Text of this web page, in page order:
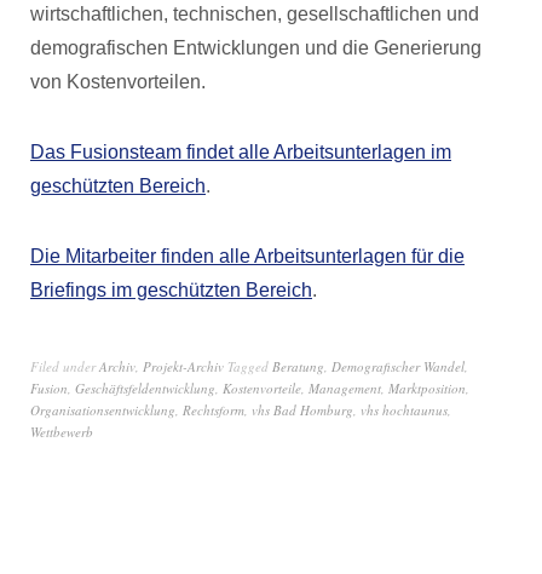
wirtschaftlichen, technischen, gesellschaftlichen und
demografischen Entwicklungen und die Generierung
von Kostenvorteilen.
Das Fusionsteam findet alle Arbeitsunterlagen im
geschützten Bereich.
Die Mitarbeiter finden alle Arbeitsunterlagen für die
Briefings im geschützten Bereich.
Filed underArchiv, Projekt-Archiv Tagged Beratung, Demografischer Wandel,
Fusion, Geschäftsfeldentwicklung, Kostenvorteile, Management, Marktposition,
Organisationsentwicklung, Rechtsform, vhs Bad Homburg, vhs hochtaunus,
Wettbewerb